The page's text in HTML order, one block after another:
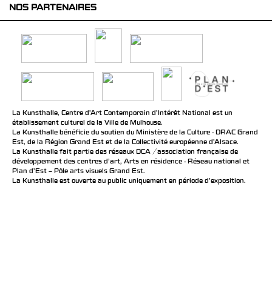
NOS PARTENAIRES
La Kunsthalle, Centre d’Art Contemporain d’Intérêt National est un
établissement culturel de la Ville de Mulhouse.
La Kunsthalle bénéficie du soutien du Ministère de la Culture - DRAC Grand
Est, de la Région Grand Est et de la Collectivité européenne d’Alsace.
La Kunsthalle fait partie des réseaux DCA / association française de
développement des centres d'art, Arts en résidence - Réseau national et
Plan d’Est – Pôle arts visuels Grand Est.
La Kunsthalle est ouverte au public uniquement en période d'exposition.